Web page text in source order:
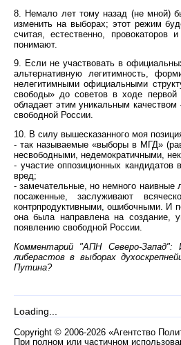
8. Немало лет тому назад (не мной)
изменить на выборах; этот режим
считая, естественно,
понимают.
9. Если не участвовать в
альтернативную легитимность,
нелегитимными официальными
свободы» до советов в ходе
обладает этим уникальным качеством
свободной России.
10. В силу вышесказанного моя
- так называемые «выборы в МГД»
несвободными, недемократичными,
- участие оппозиционных
вред;
- замечательные, но немного наивные
посаженные, заслуживают
контрпродуктивными, ошибочными. И
она была направлена на создание,
появлению свободной России.
Комментарий "АПН Северо-
либерастов в выборах
Путина?
Loading...
Copyright © 2006-2026 «Агентство
При полном или частичном